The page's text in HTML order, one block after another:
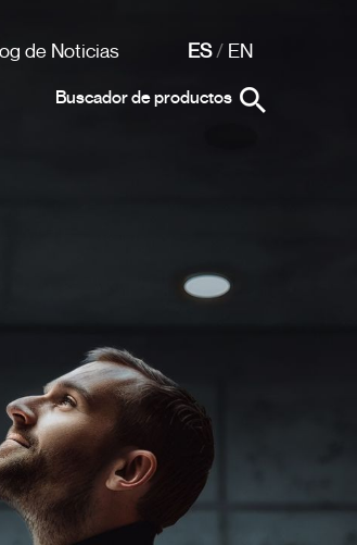
de Noticias ES/ EN
Buscador de productos